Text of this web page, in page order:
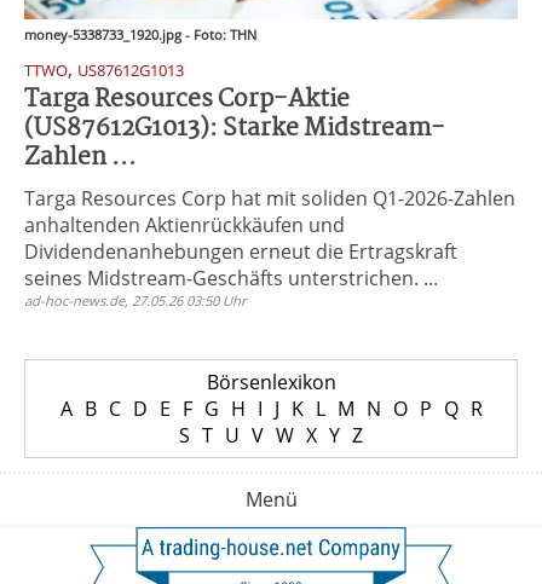
money-5338733_1920.jpg - Foto: THN
TTWO, US87612G1013
Targa Resources Corp-Aktie
(US87612G1013): Starke Midstream-
Zahlen ...
Targa Resources Corp hat mit soliden Q1-2026-Zahlen
anhaltenden Aktienrückkäufen und
Dividendenanhebungen erneut die Ertragskraft
seines Midstream-Geschäfts unterstrichen. ...
ad-hoc-news.de, 27.05.26 03:50 Uhr
Börsenlexikon
A B C D E F G H I J K L M N O P Q R
S T U V W X Y Z
Menü